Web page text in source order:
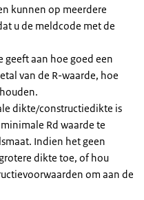
kunnen op meerdere
u de meldcode met de
geeft aan hoe goed een
van de R-waarde, hoe
dikte/constructiedikte is
Rd waarde te
Indien het geen
dikte toe, of hou
om aan de